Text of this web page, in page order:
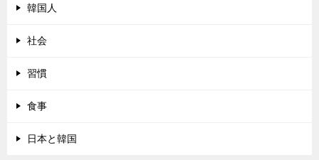
ー
シ
韓国人
社会
習慣
食事
日本と韓国